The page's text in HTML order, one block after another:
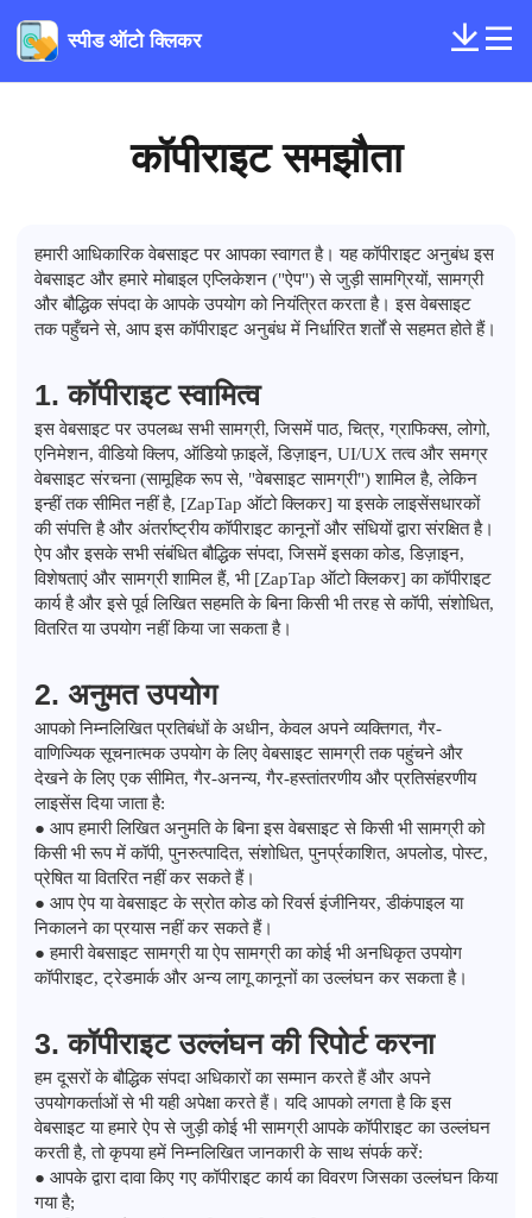
स्पीड ऑटो क्लिकर
कॉपीराइट समझौता
हमारी आधिकारिक वेबसाइट पर आपका स्वागत है। यह कॉपीराइट अनुबंध इस
वेबसाइट और हमारे मोबाइल एप्लिकेशन ("ऐप") से जुड़ी सामग्रियों, सामग्री
और बौद्धिक संपदा के आपके उपयोग को नियंत्रित करता है। इस वेबसाइट
तक पहुँचने से, आप इस कॉपीराइट अनुबंध में निर्धारित शर्तों से सहमत होते हैं।
1. कॉपीराइट स्वामित्व
इस वेबसाइट पर उपलब्ध सभी सामग्री, जिसमें पाठ, चित्र, ग्राफिक्स, लोगो,
एनिमेशन, वीडियो क्लिप, ऑडियो फ़ाइलें, डिज़ाइन, UI/UX तत्व और समग्र
वेबसाइट संरचना (सामूहिक रूप से, "वेबसाइट सामग्री") शामिल है, लेकिन
इन्हीं तक सीमित नहीं है, [ZapTap ऑटो क्लिकर] या इसके लाइसेंसधारकों
की संपत्ति है और अंतर्राष्ट्रीय कॉपीराइट कानूनों और संधियों द्वारा संरक्षित है।
ऐप और इसके सभी संबंधित बौद्धिक संपदा, जिसमें इसका कोड, डिज़ाइन,
विशेषताएं और सामग्री शामिल हैं, भी [ZapTap ऑटो क्लिकर] का कॉपीराइट
कार्य है और इसे पूर्व लिखित सहमति के बिना किसी भी तरह से कॉपी, संशोधित,
वितरित या उपयोग नहीं किया जा सकता है।
2. अनुमत उपयोग
आपको निम्नलिखित प्रतिबंधों के अधीन, केवल अपने व्यक्तिगत, गैर-
वाणिज्यिक सूचनात्मक उपयोग के लिए वेबसाइट सामग्री तक पहुंचने और
देखने के लिए एक सीमित, गैर-अनन्य, गैर-हस्तांतरणीय और प्रतिसंहरणीय
लाइसेंस दिया जाता है:
● आप हमारी लिखित अनुमति के बिना इस वेबसाइट से किसी भी सामग्री को
किसी भी रूप में कॉपी, पुनरुत्पादित, संशोधित, पुनर्प्रकाशित, अपलोड, पोस्ट,
प्रेषित या वितरित नहीं कर सकते हैं।
● आप ऐप या वेबसाइट के स्रोत कोड को रिवर्स इंजीनियर, डीकंपाइल या
निकालने का प्रयास नहीं कर सकते हैं।
● हमारी वेबसाइट सामग्री या ऐप सामग्री का कोई भी अनधिकृत उपयोग
कॉपीराइट, ट्रेडमार्क और अन्य लागू कानूनों का उल्लंघन कर सकता है।
3. कॉपीराइट उल्लंघन की रिपोर्ट करना
हम दूसरों के बौद्धिक संपदा अधिकारों का सम्मान करते हैं और अपने
उपयोगकर्ताओं से भी यही अपेक्षा करते हैं। यदि आपको लगता है कि इस
वेबसाइट या हमारे ऐप से जुड़ी कोई भी सामग्री आपके कॉपीराइट का उल्लंघन
करती है, तो कृपया हमें निम्नलिखित जानकारी के साथ संपर्क करें:
● आपके द्वारा दावा किए गए कॉपीराइट कार्य का विवरण जिसका उल्लंघन किया
गया है;